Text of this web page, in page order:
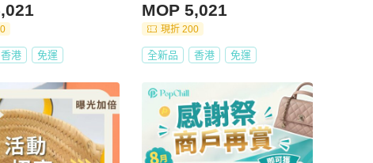
香港 免運
MOP 5,021
現折 200
全新品 香港 免運